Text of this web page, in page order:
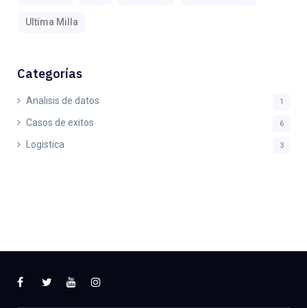
Ultima Milla
Categorías
Analisis de datos 1
Casos de exitos 6
Logistica 3